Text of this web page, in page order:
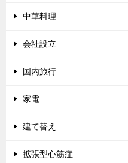
中華料理
会社設立
国内旅行
家電
建て替え
拡張型心筋症